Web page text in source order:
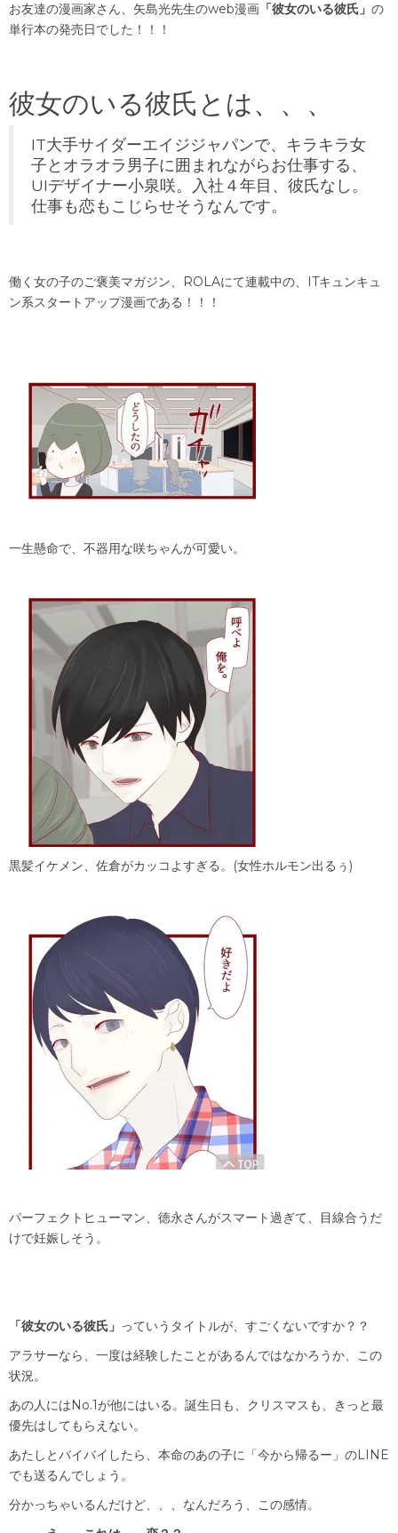
お友達の漫画家さん、矢島光先生のweb漫画 「彼女のいる彼氏」 の
単行本の発売日でした！！！
彼女のいる彼氏とは、、、
IT大手サイダーエイジジャパンで、キラキラ女
子とオラオラ男子に囲まれながらお仕事する、
UIデザイナー小泉咲。入社４年目、彼氏なし。
仕事も恋もこじらせそうなんです。
働く女の子のご褒美マガジン、ROLAにて連載中の、ITキュンキュ
ン系スタートアップ漫画である！！！
一生懸命で、不器用な咲ちゃんが可愛い。
黒髪イケメン、佐倉がカッコよすぎる。(女性ホルモン出るぅ)
パーフェクトヒューマン、徳永さんがスマート過ぎて、目線合うだ
けで妊娠しそう。
「彼女のいる彼氏」 っていうタイトルが、すごくないですか？？
アラサーなら、一度は経験したことがあるんではなかろうか、この
状況。
あの人にはNo.1が他にはいる。誕生日も、クリスマスも、きっと最
優先はしてもらえない。
あたしとバイバイしたら、本命のあの子に「今から帰るー」のLINE
でも送るんでしょう。
分かっちゃいるんだけど、、、なんだろう、この感情。